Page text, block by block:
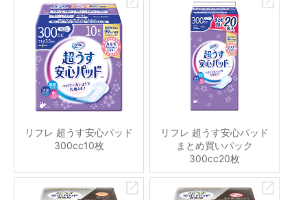
リフレ 超うす安心パッド
300cc10枚
リフレ 超うす安心パッド
まとめ買いパック
300cc20枚